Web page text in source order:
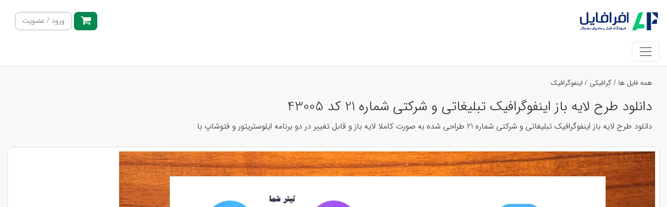
ورود / عضویت
همه فایل ها /گرافیکی / اینفوگرافیک
دانلود طرح لایه باز اینفوگرافیک تبلیغاتی و شرکتی شماره 21 کد 43005
دانلود طرح لایه باز اینفوگرافیک تبلیغاتی و شرکتی شماره 21 طراحی شده به صورت کاملا لایه باز و قابل تغییر در دو برنامه ایلوستریتور و فتوشاپ با